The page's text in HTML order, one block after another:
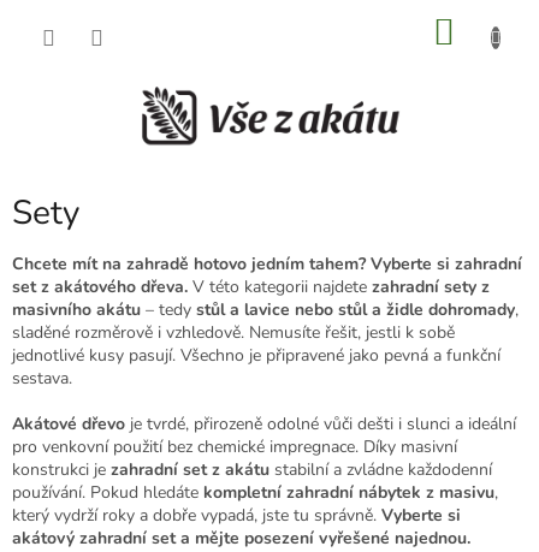
Sety
Chcete mít na zahradě hotovo jedním tahem? Vyberte si zahradní
set z akátového dřeva. V této kategorii najdete zahradní sety z
masivního akátu – tedy stůl a lavice nebo stůl a židle dohromady,
sladěné rozměrově i vzhledově. Nemusíte řešit, jestli k sobě
jednotlivé kusy pasují. Všechno je připravené jako pevná a funkční
sestava.
Akátové dřevo je tvrdé, přirozeně odolné vůči dešti i slunci a ideální
pro venkovní použití bez chemické impregnace. Díky masivní
konstrukci je zahradní set z akátu stabilní a zvládne každodenní
používání. Pokud hledáte kompletní zahradní nábytek z masivu,
který vydrží roky a dobře vypadá, jste tu správně. Vyberte si
akátový zahradní set a mějte posezení vyřešené najednou.